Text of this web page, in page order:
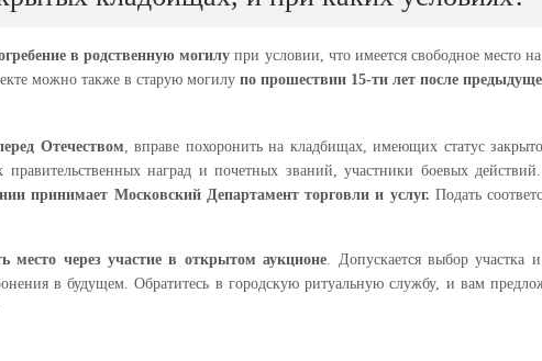
в родственную могилу при условии, что имеется свободное место
можно также в старую могилу по прошествии 15-ти лет после
Отечеством, вправе похоронить на кладбищах, имеющих статус
наград и почетных званий, участники боевых
принимает Московский Департамент торговли и услуг. Подать
место через участие в открытом аукционе. Допускается выбор участка
в будущем. Обратитесь в городскую ритуальную службу, и вам